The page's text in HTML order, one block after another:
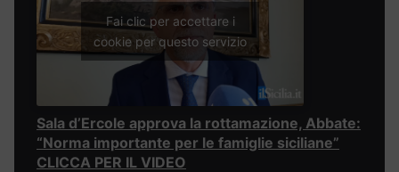
Fai clic per accettare i
cookie per questo servizio
Sala d’Ercole approva la rottamazione, Abbate:
“Norma importante per le famiglie siciliane”
CLICCA PER IL VIDEO